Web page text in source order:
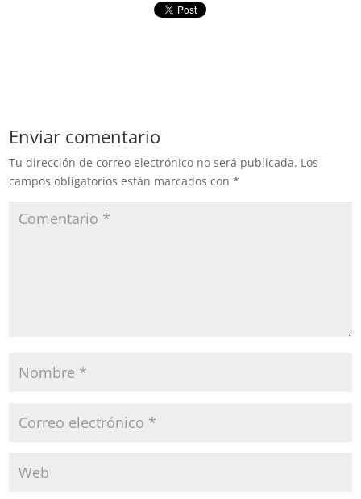
Enviar comentario
Tu dirección de correo electrónico no será publicada. Los
campos obligatorios están marcados con*